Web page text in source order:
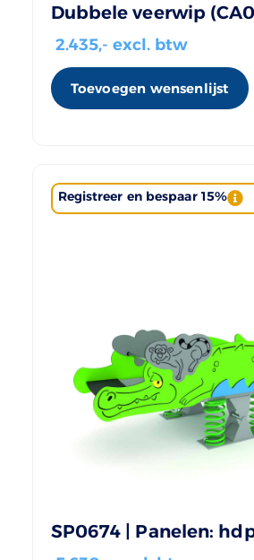
Dubbele veerwip
2.435,- excl. btw
Toevoegen wensenlijst
Registreer en bespaar 15%
SP0674 | Panelen: